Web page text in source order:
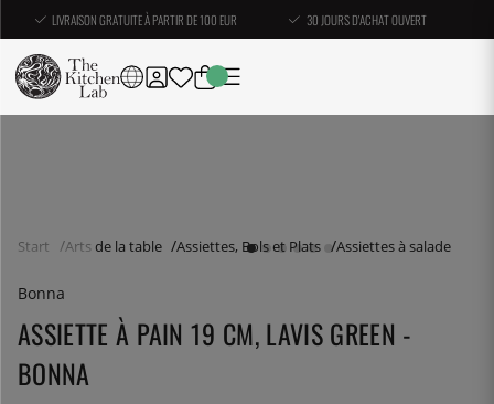
LIVRAISON GRATUITE À PARTIR DE 100 EUR 30 JOURS D'ACHAT OUVERT
Start Arts de la table Assiettes, Bols et Plats Assiettes à salade
Bonna
ASSIETTE À PAIN 19 CM, LAVIS GREEN -
BONNA